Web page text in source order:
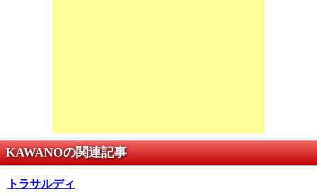
KAWANOの関連記事
トラサルディ